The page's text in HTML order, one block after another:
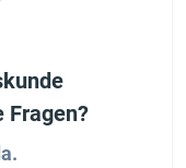
Fragen?